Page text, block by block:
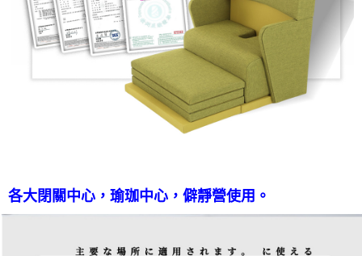
各大閉關中心，瑜珈中心，僻靜營使用。